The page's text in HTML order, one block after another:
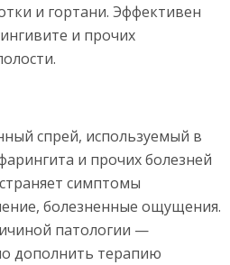
и гортани. Эффективен
и прочих
спрей, используемый в
и прочих болезней
симптомы
болезненные ощущения.
патологии —
дополнить терапию